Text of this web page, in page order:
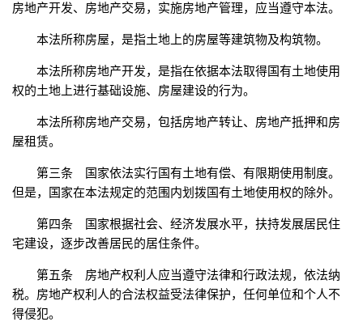
房地产开发、房地产交易，实施房地产管理，应当遵守本法。
本法所称房屋，是指土地上的房屋等建筑物及构筑物。
本法所称房地产开发，是指在依据本法取得国有土地使用
权的土地上进行基础设施、房屋建设的行为。
本法所称房地产交易，包括房地产转让、房地产抵押和房
屋租赁。
第三条 国家依法实行国有土地有偿、有限期使用制度。
但是，国家在本法规定的范围内划拨国有土地使用权的除外。
第四条 国家根据社会、经济发展水平，扶持发展居民住
宅建设，逐步改善居民的居住条件。
第五条 房地产权利人应当遵守法律和行政法规，依法纳
税。房地产权利人的合法权益受法律保护，任何单位和个人不
得侵犯。